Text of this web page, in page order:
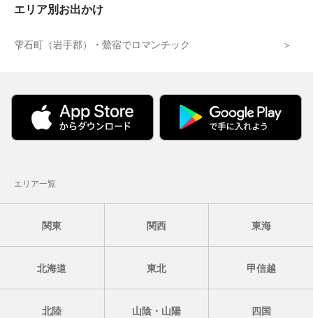
エリア別お出かけ
雫石町（岩手郡）・鶯宿でロマンチック
エリア一覧
関東 関西 東海
北海道 東北 甲信越
北陸 山陰・山陽 四国